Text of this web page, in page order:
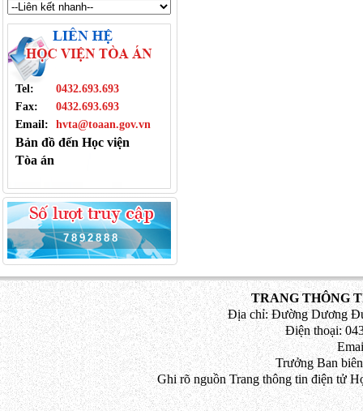
Tel:
0432.693.693
Fax:
0432.693.693
Email:
hvta@toaan.gov.vn
Bản đồ đến Học viện
Tòa án
7 8 9 2 8 8 8
TRANG THÔNG
Địa chỉ: Đường Dương
Điện thoại:
Trưởng Ban
Ghi rõ nguồn Trang thông tin điện tử